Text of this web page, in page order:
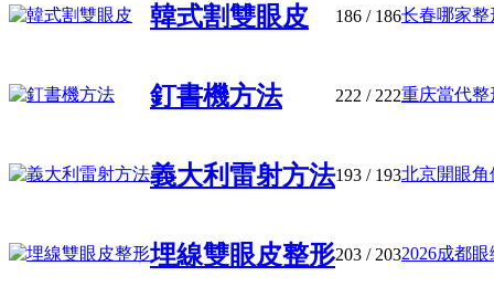
韓式割雙眼皮 186 / 186长春哪家整
釘書機方法 222 / 222重庆當代整
義大利雷射方法193 / 193北京開眼角
埋線雙眼皮整形203 / 2032026成都